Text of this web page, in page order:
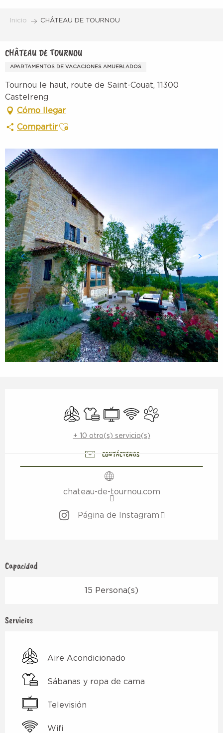
Inicio CHÂTEAU DE TOURNOU
CHÂTEAU DE TOURNOU
APARTAMENTOS DE VACACIONES AMUEBLADOS
Tournou le haut, route de Saint-Couat, 11300
Castelreng
Cómo llegar
CompartirAjouter aux favoris
Aire Acondicionado
Sábanas y ropa de cama
Televisión
Wifi Se aceptan
+ 10 otro(s) servicio(s)
CONTÁCTENOS
chateau-de-tournou.com
Página de Instagram
Capacidad
15 Persona(s)
Servicios
Aire Acondicionado
Sábanas y ropa de cama
Televisión
Wifi